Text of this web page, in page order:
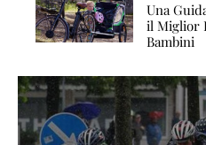
Una
il Miglior
Bambini